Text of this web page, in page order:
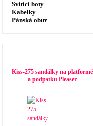
Svítící boty
Kabelky
Pánská obuv
Kiss-275 sandálky na platformě
a podpatku Pleaser